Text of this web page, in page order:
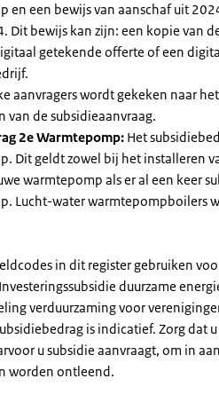
en een bewijs van aanschaf uit
Dit bewijs kan zijn: een kopie van
getekende offerte of een
aanvragers wordt gekeken naar
van de subsidieaanvraag.
2e Warmtepomp: Het
Dit geldt zowel bij het installeren
warmtepomp als er al een keer
Lucht-water warmtepompboilers
in dit register gebruiken
duurzame
verduurzaming voor
is indicatief. Zorg dat
u subsidie aanvraagt, om in
worden ontleend.